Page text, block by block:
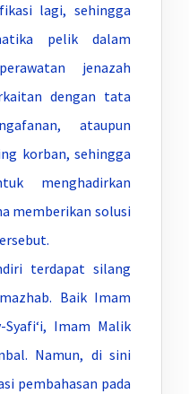
lagi, sehingga
pelik dalam
jenazah
dengan tata
ataupun
korban, sehingga
menghadirkan
memberikan solusi
terdapat silang
Baik Imam
Imam Malik
Namun, di sini
pembahasan pada